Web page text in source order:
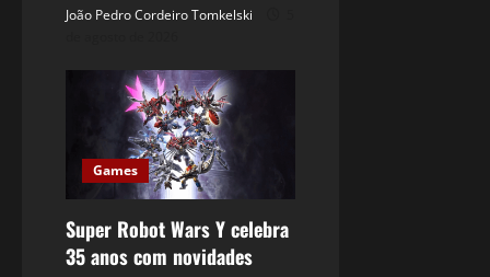
João Pedro Cordeiro Tomkelski
Games
Super Robot Wars Y celebra
35 anos com novidades